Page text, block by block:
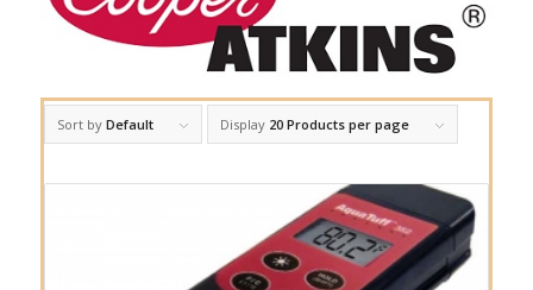
Sort by Default Display 20 Products per page